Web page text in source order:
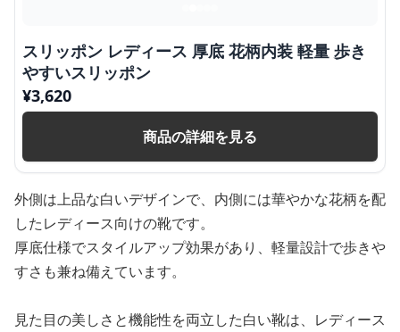
スリッポン レディース 厚底 花柄内装 軽量 歩き
やすいスリッポン
¥3,620
商品の詳細を見る
外側は上品な白いデザインで、内側には華やかな花柄を配
したレディース向けの靴です。
厚底仕様でスタイルアップ効果があり、軽量設計で歩きや
すさも兼ね備えています。
見た目の美しさと機能性を両立した白い靴は、レディース